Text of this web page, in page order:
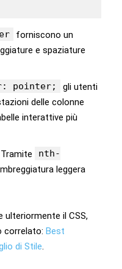
forniscono un
e spaziature
pointer;
gli utenti
delle colonne
interattive più
nth-
leggera
il CSS,
correlato: Best
di Stile.